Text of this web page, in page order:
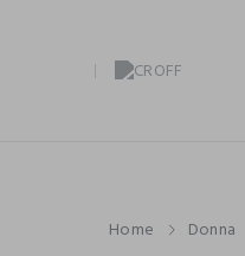
Home Donna